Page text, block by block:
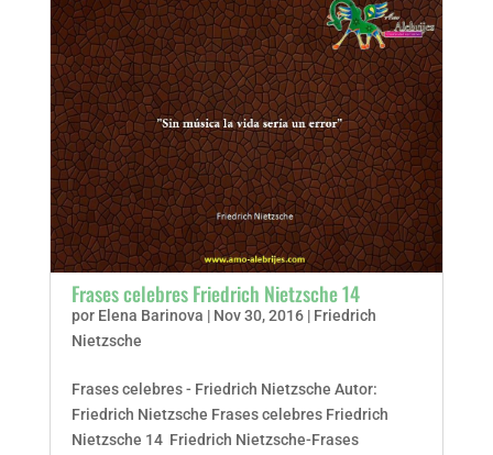
Frases celebres Friedrich Nietzsche 14
por Elena Barinova | Nov 30, 2016| Friedrich
Nietzsche
Frases celebres - Friedrich Nietzsche Autor:
Friedrich Nietzsche Frases celebres Friedrich
Nietzsche 14 Friedrich Nietzsche-Frases